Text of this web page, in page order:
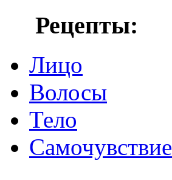
Рецепты:
Лицо
Волосы
Тело
Самочувствие